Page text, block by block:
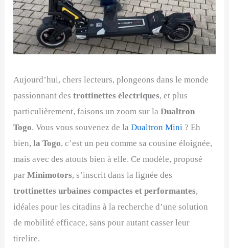
Aujourd’hui, chers lecteurs, plongeons dans le monde
passionnant destrottinettes électriques, et plus
particulièrement, faisons un zoom sur laDualtron
Togo. Vous vous souvenez de laDualtron Mini ? Eh
bien,la Togo, c’est un peu comme sa cousine éloignée,
mais avec des atouts bien à elle. Ce modèle, proposé
parMinimotors, s’inscrit dans la lignée des
trottinettes urbaines compactes et performantes,
idéales pour les citadins à la recherche d’une solution
de mobilité efficace, sans pour autant casser leur
tirelire.